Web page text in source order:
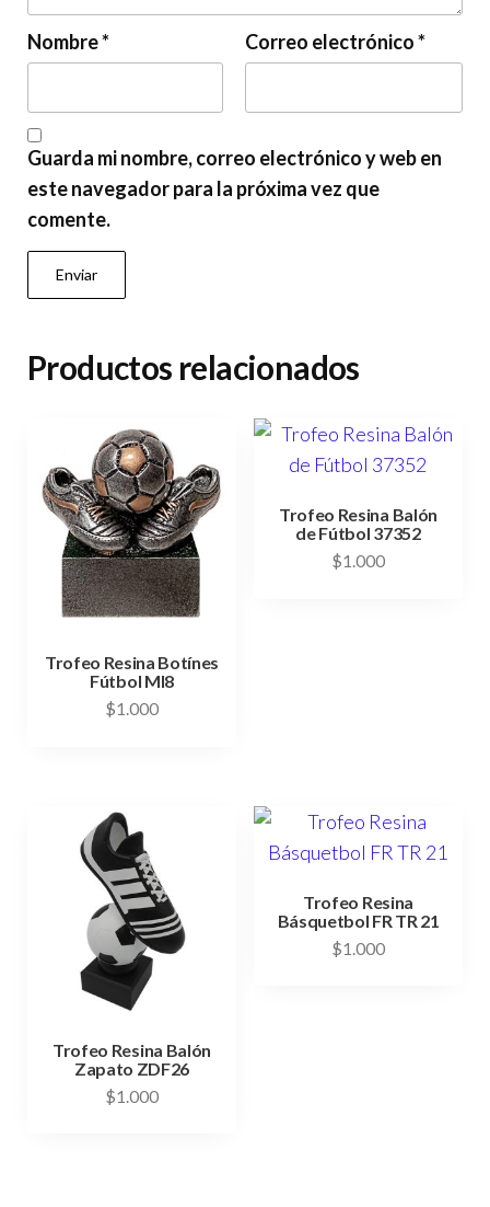
Nombre* Correo electrónico*
Guarda mi nombre, correo electrónico y web en
este navegador para la próxima vez que
comente.
Productos relacionados
Trofeo Resina Botínes
Fútbol MI8
$1.000
Trofeo Resina Balón
de Fútbol 37352
$1.000
Trofeo Resina Balón
Zapato ZDF26
$1.000
Trofeo Resina
Básquetbol FR TR 21
$1.000